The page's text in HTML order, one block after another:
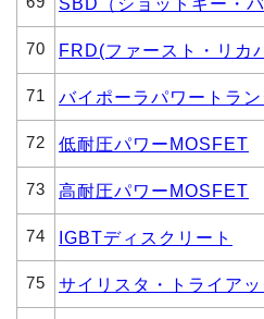
70 FRD(ファースト・リカ
71 バイポーラパワートラン
72 低耐圧パワーMOSFET
73 高耐圧パワーMOSFET
74 IGBTディスクリート
75 サイリスタ・トライアッ